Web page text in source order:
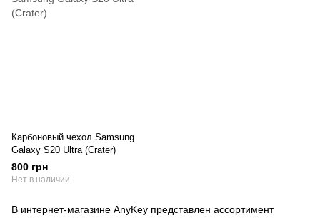
Карбоновый чехол Samsung
Galaxy S20 Ultra (Crater)
800 грн
Нет в наличии
В интернет-магазине AnyKey представлен ассортимент